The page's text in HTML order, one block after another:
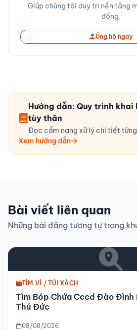
Giúp chúng tôi duy trì nền tảng
đồng.
Ủng hộ ngay
Hướng dẫn: Quy trình
tùy thân
Đọc cẩm nang xử lý chi tiết
Xem hướng dẫn
Bài viết liên quan
Những bài đăng tương tự trong
TÌM VÍ / TÚI XÁCH
Tìm Bóp Chứa Cccd Đào Đình
Thủ Đức
08/08/2026